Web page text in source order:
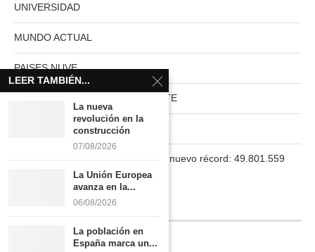
UNIVERSIDAD
MUNDO ACTUAL
PAISES NUVE
HABITAT RURAL AUTOSUFICIENTE
La población en España marca un nuevo récord: 49.801.559
INFORMACIÓN
Quiénes somos
LEER TAMBIÉN...
La nueva
revolución en la
construcción
07/08/2026
La Unión Europea
avanza en la...
06/08/2026
La población en
España marca un...